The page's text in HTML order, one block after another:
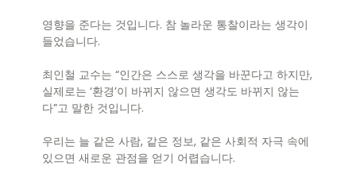
영향을 준다는 것입니다. 참 놀라운 통찰이라는 생각이
들었습니다.
최인철 교수는 “인간은 스스로 생각을 바꾼다고 하지만,
실제로는 ‘환경’이 바뀌지 않으면 생각도 바뀌지 않는
다”고 말한 것입니다.
우리는 늘 같은 사람, 같은 정보, 같은 사회적 자극 속에
있으면 새로운 관점을 얻기 어렵습니다.